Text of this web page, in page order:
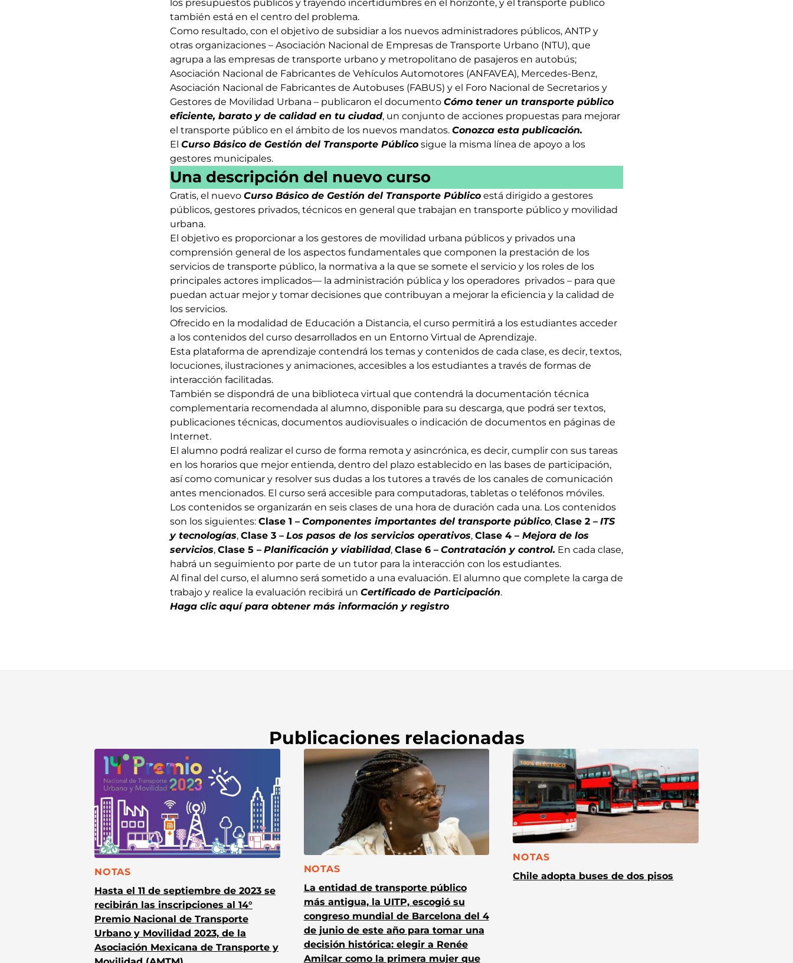
los presupuestos públicos y trayendo incertidumbres en el horizonte, y el transporte público
también está en el centro del problema.
Como resultado, con el objetivo de subsidiar a los nuevos administradores públicos, ANTP y
otras organizaciones – Asociación Nacional de Empresas de Transporte Urbano (NTU), que
agrupa a las empresas de transporte urbano y metropolitano de pasajeros en autobús;
Asociación Nacional de Fabricantes de Vehículos Automotores (ANFAVEA), Mercedes-Benz,
Asociación Nacional de Fabricantes de Autobuses (FABUS) y el Foro Nacional de Secretarios y
Gestores de Movilidad Urbana – publicaron el documento Cómo tener un transporte público
eficiente, barato y de calidad en tu ciudad, un conjunto de acciones propuestas para mejorar
el transporte público en el ámbito de los nuevos mandatos. Conozca esta publicación.
El Curso Básico de Gestión del Transporte Público sigue la misma línea de apoyo a los
gestores municipales.
Una descripción del nuevo curso
Gratis, el nuevo Curso Básico de Gestión del Transporte Público está dirigido a gestores
públicos, gestores privados, técnicos en general que trabajan en transporte público y movilidad
urbana.
El objetivo es proporcionar a los gestores de movilidad urbana públicos y privados una
comprensión general de los aspectos fundamentales que componen la prestación de los
servicios de transporte público, la normativa a la que se somete el servicio y los roles de los
principales actores implicados— la administración pública y los operadores privados – para que
puedan actuar mejor y tomar decisiones que contribuyan a mejorar la eficiencia y la calidad de
los servicios.
Ofrecido en la modalidad de Educación a Distancia, el curso permitirá a los estudiantes acceder
a los contenidos del curso desarrollados en un Entorno Virtual de Aprendizaje.
Esta plataforma de aprendizaje contendrá los temas y contenidos de cada clase, es decir, textos,
locuciones, ilustraciones y animaciones, accesibles a los estudiantes a través de formas de
interacción facilitadas.
También se dispondrá de una biblioteca virtual que contendrá la documentación técnica
complementaria recomendada al alumno, disponible para su descarga, que podrá ser textos,
publicaciones técnicas, documentos audiovisuales o indicación de documentos en páginas de
Internet.
El alumno podrá realizar el curso de forma remota y asincrónica, es decir, cumplir con sus tareas
en los horarios que mejor entienda, dentro del plazo establecido en las bases de participación,
así como comunicar y resolver sus dudas a los tutores a través de los canales de comunicación
antes mencionados. El curso será accesible para computadoras, tabletas o teléfonos móviles.
Los contenidos se organizarán en seis clases de una hora de duración cada una. Los contenidos
son los siguientes: Clase 1 – Componentes importantes del transporte público, Clase 2 – ITS
y tecnologías, Clase 3 – Los pasos de los servicios operativos, Clase 4 – Mejora de los
servicios, Clase 5 – Planificación y viabilidad, Clase 6 – Contratación y control. En cada clase,
habrá un seguimiento por parte de un tutor para la interacción con los estudiantes.
Al final del curso, el alumno será sometido a una evaluación. El alumno que complete la carga de
trabajo y realice la evaluación recibirá un Certificado de Participación.
Haga clic aquí para obtener más información y registro
Publicaciones relacionadas
CATEGORÍA:
NOTAS
Hasta el 11 de septiembre de 2023 se
recibirán las inscripciones al 14°
Premio Nacional de Transporte
Urbano y Movilidad 2023, de la
Asociación Mexicana de Transporte y
CATEGORÍA:
NOTAS
La entidad de transporte público
más antigua, la UITP, escogió su
congreso mundial de Barcelona del 4
de junio de este año para tomar una
decisión histórica: elegir a Renée
Amilcar como la primera mujer que
CATEGORÍA:
NOTAS
Chile adopta buses de dos pisos